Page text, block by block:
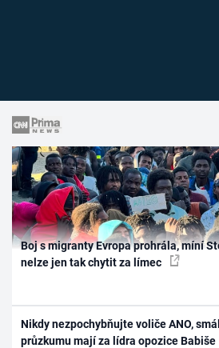
Boj s migranty Evropa prohrála, míní
nelze jen tak chytit za límec
Nikdy nezpochybňujte voliče ANO,
průzkumu mají za lídra opozice Babiše